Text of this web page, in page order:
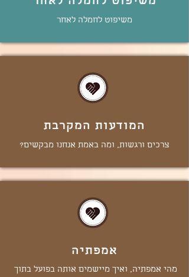
משיפוט לחמלה לאחר
המודעות המקרבת
צרכים ורגשות, ומה באמת אנחנו מבקשים?
אמפתיה
מהי אמפתיה, ואיך מיישמים אותה בפועל בתוך